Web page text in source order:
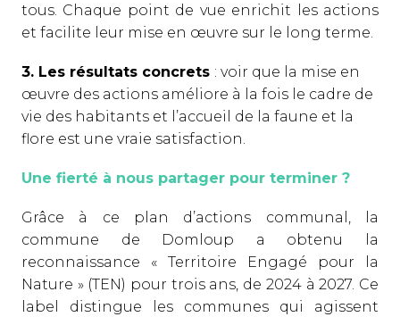
tous. Chaque point de vue enrichit les actions
et facilite leur mise en œuvre sur le long terme.
3. Les résultats concrets : voir que la mise en
œuvre des actions améliore à la fois le cadre de
vie des habitants et l’accueil de la faune et la
flore est une vraie satisfaction.
Une fierté à nous partager pour terminer ?
Grâce à ce plan d’actions communal, la
commune de Domloup a obtenu la
reconnaissance « Territoire Engagé pour la
Nature » (TEN) pour trois ans, de 2024 à 2027. Ce
label distingue les communes qui agissent